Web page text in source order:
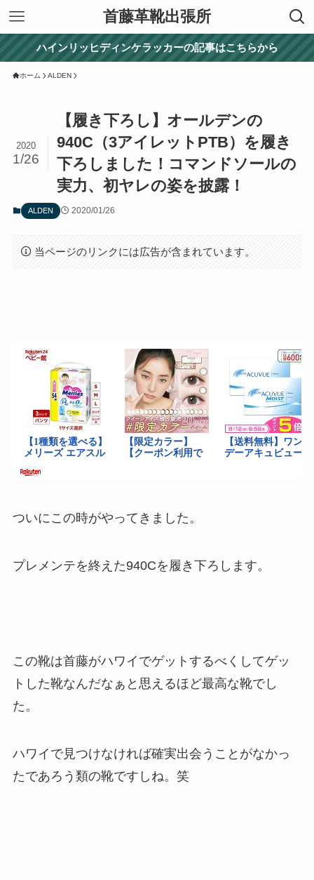
首藤革靴出張所
ハインリッヒディンケラッカーの記事はこちらから
ホーム ALDEN
【履き下ろし】オールデンの
940C（3アイレットPTB）を履き
下ろしました！コマンドソールの
実力、初ヤレの姿を披露！
2020
1/26
ALDEN 2020/01/26
当ページのリンクには広告が含まれています。
ついにこの時がやってきました。
プレメンテを終えた940Cを履き下ろします。
この靴は首藤がハワイでゲットするべくしてゲッ
トした靴なんだなぁと思えるほど最高な靴でし
た。
ハワイで見つけなければ確実出会うことがなかっ
たであろう類の靴ですしね。笑